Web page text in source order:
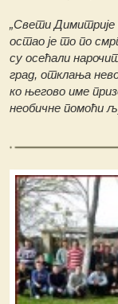
„Свети Димитрије
остао је то по
су осећали
град, отклања
ко његово име
необичне помоћи